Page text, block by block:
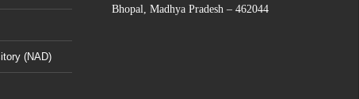
(NAD)
Bhopal, Madhya Pradesh – 462044